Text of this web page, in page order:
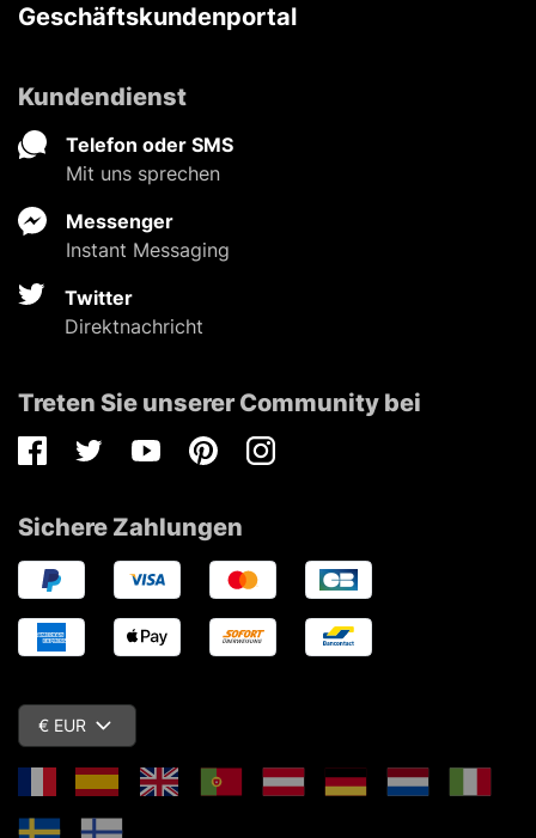
Geschäftskundenportal
Kundendienst
Telefon oder SMS
Mit uns sprechen
Messenger
Instant Messaging
Twitter
Direktnachricht
Treten Sie unserer Community bei
FacebookTwitterYoutubePinterestInstagram
Sichere Zahlungen
€ EUR